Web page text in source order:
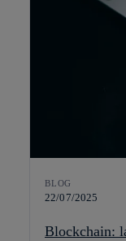
BLOG
22/07/2025
Blockchain: